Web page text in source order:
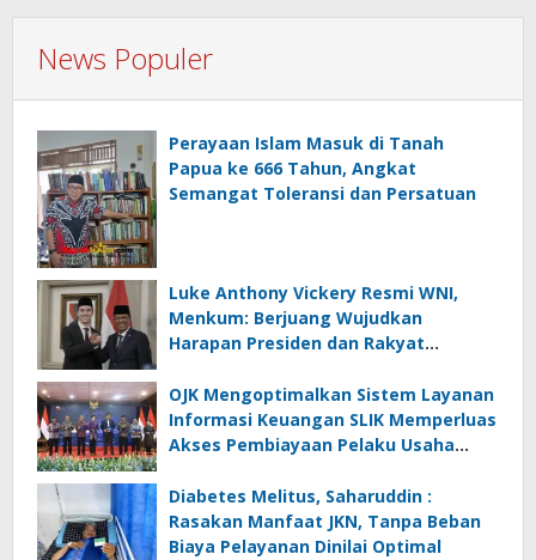
News Populer
Perayaan Islam Masuk di Tanah
Papua ke 666 Tahun, Angkat
Semangat Toleransi dan Persatuan
Luke Anthony Vickery Resmi WNI,
Menkum: Berjuang Wujudkan
Harapan Presiden dan Rakyat
OJK Mengoptimalkan Sistem Layanan
Informasi Keuangan SLIK Memperluas
Akses Pembiayaan Pelaku Usaha
Diabetes Melitus, Saharuddin :
Rasakan Manfaat JKN, Tanpa Beban
Biaya Pelayanan Dinilai Optimal